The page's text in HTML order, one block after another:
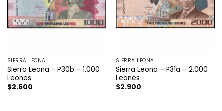
SIERRA LEONA
Sierra Leona – P30b – 1.000
Leones
$2.600
SIERRA LEONA
Sierra Leona – P31a – 2.000
Leones
$2.900